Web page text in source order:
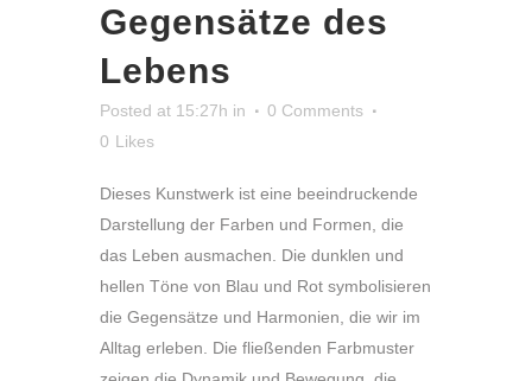
Gegensätze des
Lebens
Posted at 15:27h in
0 Comments
0 Likes
Dieses Kunstwerk ist eine beeindruckende
Darstellung der Farben und Formen, die
das Leben ausmachen. Die dunklen und
hellen Töne von Blau und Rot symbolisieren
die Gegensätze und Harmonien, die wir im
Alltag erleben. Die fließenden Farbmuster